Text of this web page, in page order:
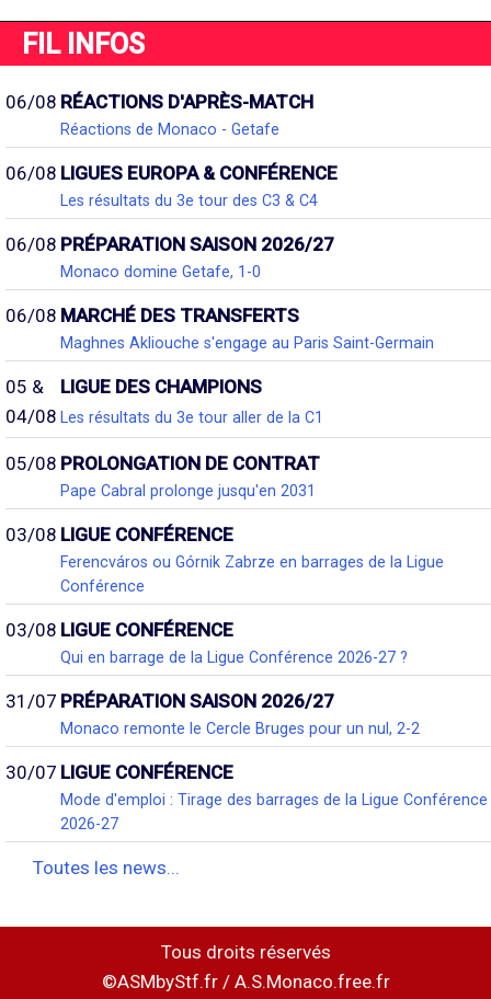
FIL INFOS
06/08 RÉACTIONS D'APRÈS-MATCH
Réactions de Monaco - Getafe
06/08 LIGUES EUROPA & CONFÉRENCE
Les résultats du 3e tour des C3 & C4
06/08 PRÉPARATION SAISON 2026/27
Monaco domine Getafe, 1-0
06/08 MARCHÉ DES TRANSFERTS
Maghnes Akliouche s'engage au Paris Saint-Germain
05 &
04/08
LIGUE DES CHAMPIONS
Les résultats du 3e tour aller de la C1
05/08 PROLONGATION DE CONTRAT
Pape Cabral prolonge jusqu'en 2031
03/08 LIGUE CONFÉRENCE
Ferencváros ou Górnik Zabrze en barrages de la Ligue
Conférence
03/08 LIGUE CONFÉRENCE
Qui en barrage de la Ligue Conférence 2026-27 ?
31/07 PRÉPARATION SAISON 2026/27
Monaco remonte le Cercle Bruges pour un nul, 2-2
30/07 LIGUE CONFÉRENCE
Mode d'emploi : Tirage des barrages de la Ligue Conférence
2026-27
Toutes les news...
Tous droits réservés
©ASMbyStf.fr / A.S.Monaco.free.fr